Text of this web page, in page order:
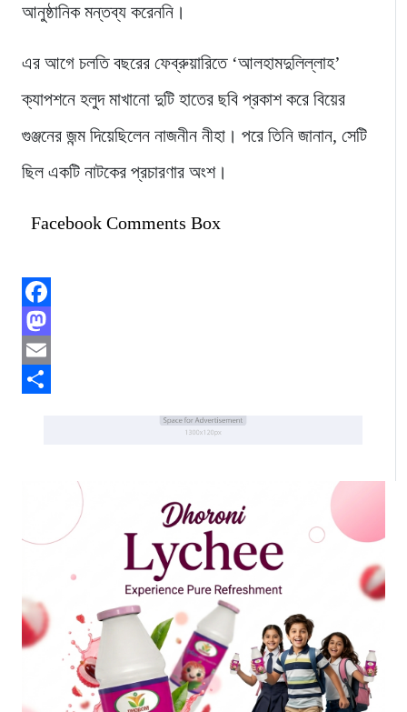
আনুষ্ঠানিক মন্তব্য করেননি।
এর আগে চলতি বছরের ফেব্রুয়ারিতে ‘আলহামদুলিল্লাহ’
ক্যাপশনে হলুদ মাখানো দুটি হাতের ছবি প্রকাশ করে বিয়ের
গুঞ্জনের জন্ম দিয়েছিলেন নাজনীন নীহা। পরে তিনি জানান, সেটি
ছিল একটি নাটকের প্রচারণার অংশ।
Facebook Comments Box
Facebook
Mastodon
Email